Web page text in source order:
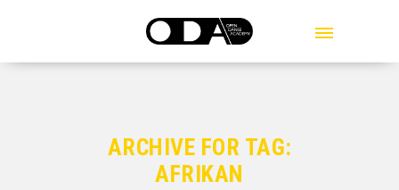
MENU
ARCHIVE FOR TAG:
AFRIKAN